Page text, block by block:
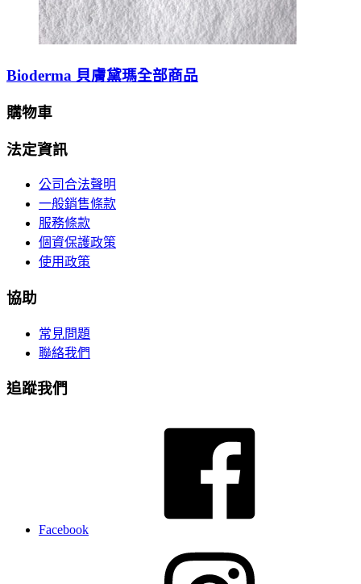
Bioderma 貝膚黛瑪全部商品
購物車
法定資訊
公司合法聲明
一般銷售條款
服務條款
個資保護政策
使用政策
協助
常見問題
聯絡我們
追蹤我們
Facebook